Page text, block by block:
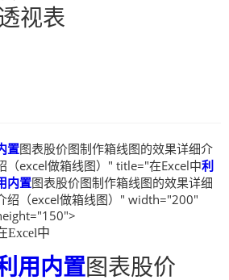
视表
置图表股价图制作箱线图的效果详细介
（excel做箱线图）" title="在Excel中利
内置图表股价图制作箱线图的效果详细
绍（excel做箱线图）" width="200"
Excel中
用内置图表股价